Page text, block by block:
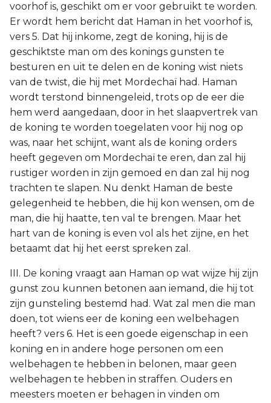
voorhof is, geschikt om er voor gebruikt te worden.
Er wordt hem bericht dat Haman in het voorhof is,
vers 5. Dat hij inkome, zegt de koning, hij is de
geschiktste man om des konings gunsten te
besturen en uit te delen en de koning wist niets
van de twist, die hij met Mordechaï had. Haman
wordt terstond binnengeleid, trots op de eer die
hem werd aangedaan, door in het slaapvertrek van
de koning te worden toegelaten voor hij nog op
was, naar het schijnt, want als de koning orders
heeft gegeven om Mordechaï te eren, dan zal hij
rustiger worden in zijn gemoed en dan zal hij nog
trachten te slapen. Nu denkt Haman de beste
gelegenheid te hebben, die hij kon wensen, om de
man, die hij haatte, ten val te brengen. Maar het
hart van de koning is even vol als het zijne, en het
betaamt dat hij het eerst spreken zal.
III. De koning vraagt aan Haman op wat wijze hij zijn
gunst zou kunnen betonen aan iemand, die hij tot
zijn gunsteling bestemd had. Wat zal men die man
doen, tot wiens eer de koning een welbehagen
heeft? vers 6. Het is een goede eigenschap in een
koning en in andere hoge personen om een
welbehagen te hebben in belonen, maar geen
welbehagen te hebben in straffen. Ouders en
meesters moeten er behagen in vinden om